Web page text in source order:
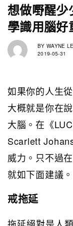
想做嘢醒少
學識用腦好
BY WAYNE
2019-05-31
如果你的人生
大概就是你在
大腦。在《
Scarlett
威力。只不過
就如下面建議。
戒拖延